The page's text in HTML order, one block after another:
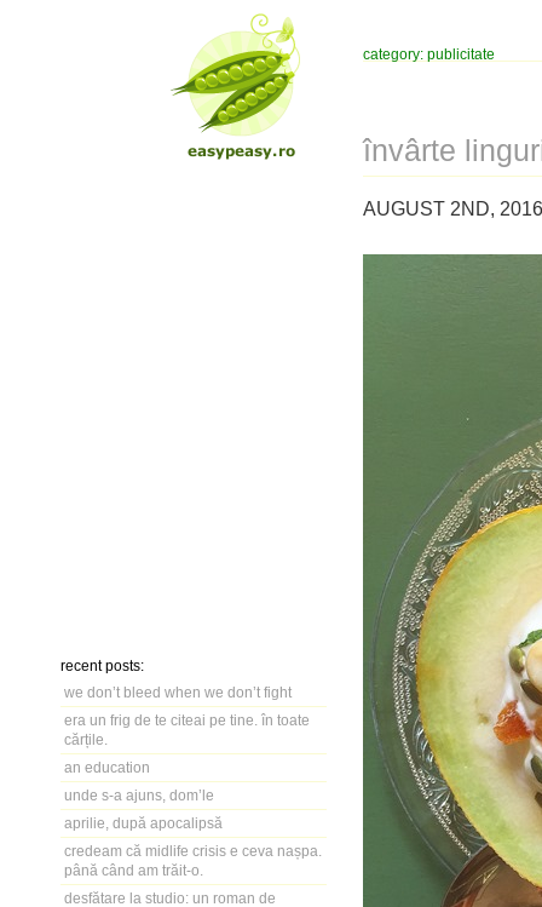
recent posts:
we don’t bleed when we don’t fight
era un frig de te citeai pe tine. în toate
cărțile.
an education
unde s-a ajuns, dom’le
aprilie, după apocalipsă
credeam că midlife crisis e ceva nașpa.
până când am trăit-o.
desfătare la studio: un roman de
category: publicitate
învârte
AUGUST 2ND,